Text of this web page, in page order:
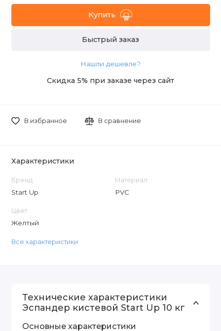
Купить
Быстрый заказ
Нашли дешевле?
Скидка 5% при заказе через сайт
В избранное В сравнение
Характеристики
Бренд
Start Up
Материал
PVC
Цвет
Желтый
Все характеристики
Технические характеристики
Эспандер кистевой Start Up 10 кг
Основные характеристики